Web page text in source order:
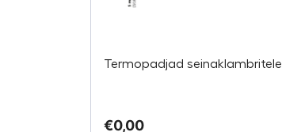
Termopadjad seinaklambritele
€0,00